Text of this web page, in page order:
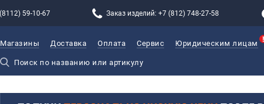
59-10-67 Заказ изделий: +7 (812) 748-27-58
Магазины Доставка Оплата Сервис Юридическим лицам